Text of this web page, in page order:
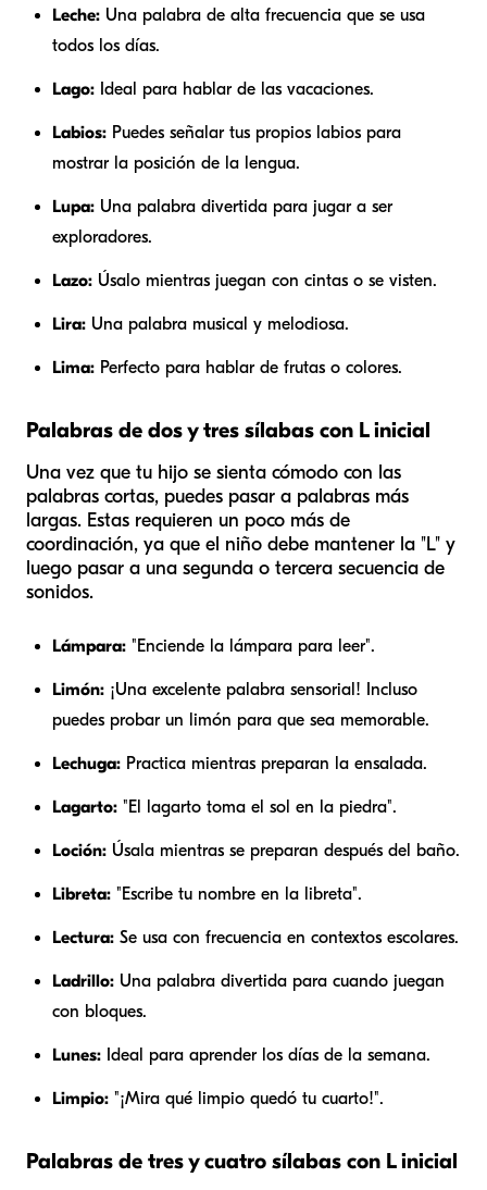
Leche: Una palabra de alta frecuencia que se usa
todos los días.
Lago: Ideal para hablar de las vacaciones.
Labios: Puedes señalar tus propios labios para
mostrar la posición de la lengua.
Lupa: Una palabra divertida para jugar a ser
exploradores.
Lazo: Úsalo mientras juegan con cintas o se visten.
Lira: Una palabra musical y melodiosa.
Lima: Perfecto para hablar de frutas o colores.
Palabras de dos y tres sílabas con L inicial
Una vez que tu hijo se sienta cómodo con las
palabras cortas, puedes pasar a palabras más
largas. Estas requieren un poco más de
coordinación, ya que el niño debe mantener la "L" y
luego pasar a una segunda o tercera secuencia de
sonidos.
Lámpara: "Enciende la lámpara para leer".
Limón: ¡Una excelente palabra sensorial! Incluso
puedes probar un limón para que sea memorable.
Lechuga: Practica mientras preparan la ensalada.
Lagarto: "El lagarto toma el sol en la piedra".
Loción: Úsala mientras se preparan después del baño.
Libreta: "Escribe tu nombre en la libreta".
Lectura: Se usa con frecuencia en contextos escolares.
Ladrillo: Una palabra divertida para cuando juegan
con bloques.
Lunes: Ideal para aprender los días de la semana.
Limpio: "¡Mira qué limpio quedó tu cuarto!".
Palabras de tres y cuatro sílabas con L inicial